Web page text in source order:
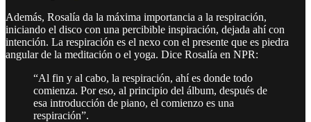
Además, Rosalía da la máxima importancia a la respiración,
iniciando el disco con una percibible inspiración, dejada ahí con
intención. La respiración es el nexo con el presente que es piedra
angular de la meditación o el yoga. Dice Rosalía en NPR:
“Al fin y al cabo, la respiración, ahí es donde todo
comienza. Por eso, al principio del álbum, después de
esa introducción de piano, el comienzo es una
respiración”.